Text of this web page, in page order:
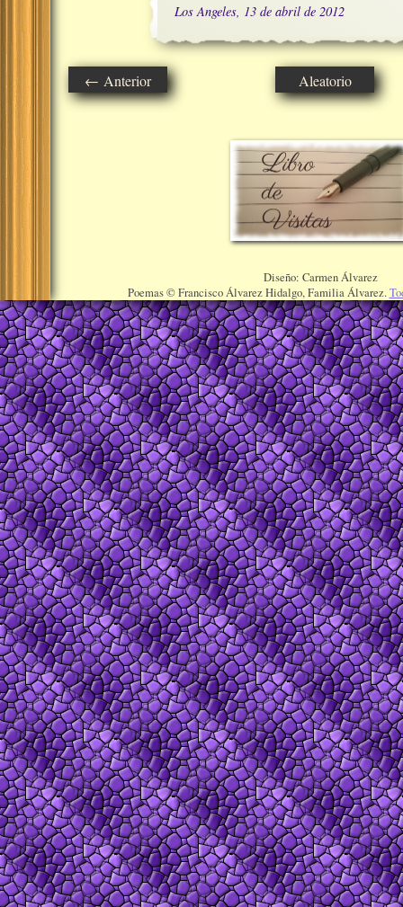
Los Angeles, 13 de abril de 2012
← Anterior Aleatorio
Diseño: Carmen Álvarez
Poemas © Francisco Álvarez Hidalgo, Familia Álvarez.